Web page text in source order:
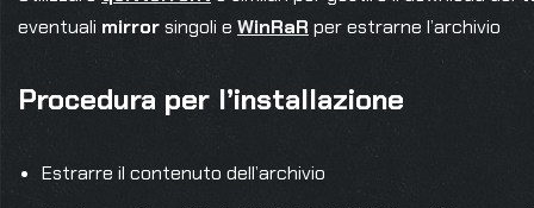
eventuali mirrorsingoli e WinRaR per estrarne l’archivio
Procedura per l’installazione
Estrarre il contenuto dell’archivio